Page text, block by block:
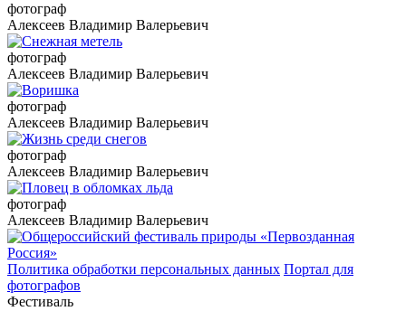
фотограф
Алексеев Владимир Валерьевич
фотограф
Алексеев Владимир Валерьевич
фотограф
Алексеев Владимир Валерьевич
фотограф
Алексеев Владимир Валерьевич
фотограф
Алексеев Владимир Валерьевич
Политика обработки персональных данных Портал для
фотографов
Фестиваль